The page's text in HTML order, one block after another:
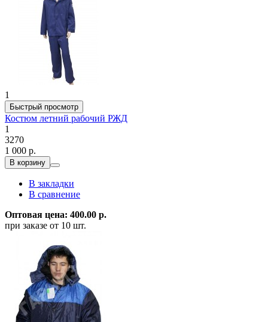
1
Быстрый просмотр
Костюм летний рабочий РЖД
1
3270
1 000 р.
В корзину
В закладки
В сравнение
Оптовая цена: 400.00 р.
при заказе от 10 шт.